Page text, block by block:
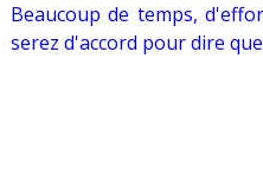
Beaucoup de temps,
serez d'accord pour dire